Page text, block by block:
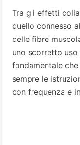
Tra gli effetti
quello connesso
delle fibre
uno scorretto uso
fondamentale
sempre le
con frequenza e